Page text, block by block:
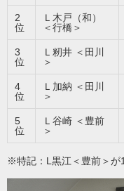
2
位
Ｌ木戸（和）
＜行橋＞
3
位
Ｌ籾井 ＜田川
＞
4
位
Ｌ加納 ＜田川
＞
5
位
Ｌ谷崎 ＜豊前
＞
※特記：L黒江＜豊前＞が